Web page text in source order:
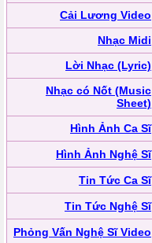
Cải Lương Video
Nhạc Midi
Lời Nhạc (Lyric)
Nhạc có Nốt (Music
Sheet)
Hình Ảnh Ca Sĩ
Hình Ảnh Nghệ Sĩ
Tin Tức Ca Sĩ
Tin Tức Nghệ Sĩ
Phỏng Vấn Nghệ Sĩ Video